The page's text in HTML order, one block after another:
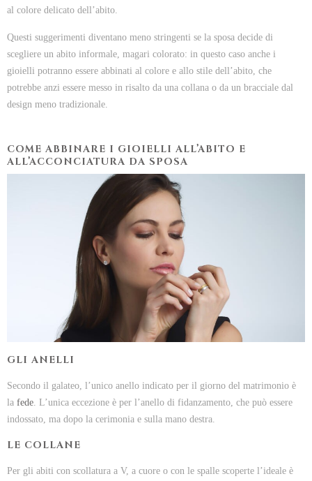
al colore delicato dell’abito.
Questi suggerimenti diventano meno stringenti se la sposa decide di
scegliere un abito informale, magari colorato: in questo caso anche i
gioielli potranno essere abbinati al colore e allo stile dell’abito, che
potrebbe anzi essere messo in risalto da una collana o da un bracciale dal
design meno tradizionale.
COME ABBINARE I GIOIELLI ALL’ABITO E
ALL’ACCONCIATURA DA SPOSA
GLI ANELLI
Secondo il galateo, l’unico anello indicato per il giorno del matrimonio è
la fede. L’unica eccezione è per l’anello di fidanzamento, che può essere
indossato, ma dopo la cerimonia e sulla mano destra.
LE COLLANE
Per gli abiti con scollatura a V, a cuore o con le spalle scoperte l’ideale è